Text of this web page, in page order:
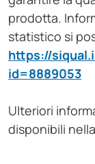
prodotta.
statistico si
https://
id=8889053
Ulteriori
disponibili nella